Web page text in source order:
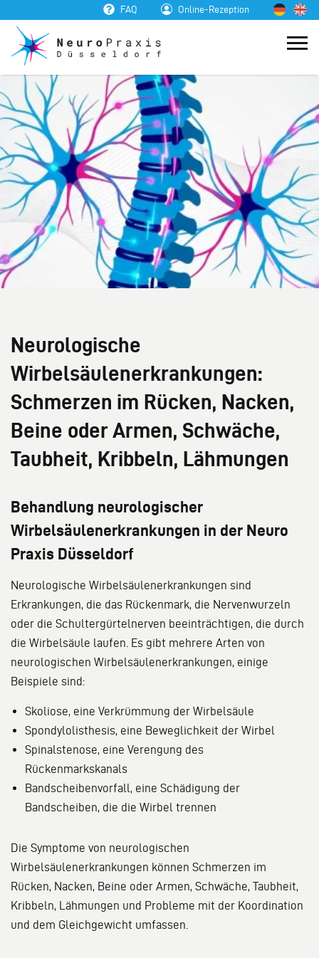
FAQ Online-Rezeption
Neurologische
Wirbelsäulenerkrankungen:
Schmerzen im Rücken, Nacken,
Beine oder Armen, Schwäche,
Taubheit, Kribbeln, Lähmungen
Behandlung neurologischer
Wirbelsäulenerkrankungen in der Neuro
Praxis Düsseldorf
Neurologische Wirbelsäulenerkrankungen sind
Erkrankungen, die das Rückenmark, die Nervenwurzeln
oder die Schultergürtelnerven beeinträchtigen, die durch
die Wirbelsäule laufen. Es gibt mehrere Arten von
neurologischen Wirbelsäulenerkrankungen, einige
Beispiele sind:
Skoliose, eine Verkrümmung der Wirbelsäule
Spondylolisthesis, eine Beweglichkeit der Wirbel
Spinalstenose, eine Verengung des
Rückenmarkskanals
Bandscheibenvorfall, eine Schädigung der
Bandscheiben, die die Wirbel trennen
Die Symptome von neurologischen
Wirbelsäulenerkrankungen können Schmerzen im
Rücken, Nacken, Beine oder Armen, Schwäche, Taubheit,
Kribbeln, Lähmungen und Probleme mit der Koordination
und dem Gleichgewicht umfassen.